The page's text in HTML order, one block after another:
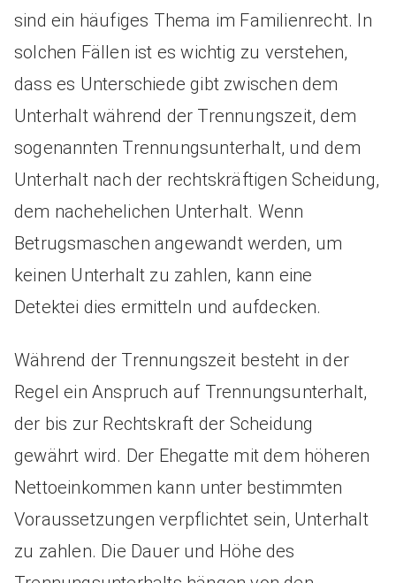
sind ein häufiges Thema im Familienrecht. In
solchen Fällen ist es wichtig zu verstehen,
dass es Unterschiede gibt zwischen dem
Unterhalt während der Trennungszeit, dem
sogenannten Trennungsunterhalt, und dem
Unterhalt nach der rechtskräftigen Scheidung,
dem nachehelichen Unterhalt. Wenn
Betrugsmaschen angewandt werden, um
keinen Unterhalt zu zahlen, kann eine
Detektei dies ermitteln und aufdecken.
Während der Trennungszeit besteht in der
Regel ein Anspruch auf Trennungsunterhalt,
der bis zur Rechtskraft der Scheidung
gewährt wird. Der Ehegatte mit dem höheren
Nettoeinkommen kann unter bestimmten
Voraussetzungen verpflichtet sein, Unterhalt
zu zahlen. Die Dauer und Höhe des